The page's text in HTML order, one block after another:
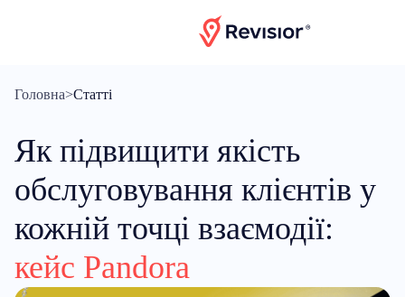
Головна>Статті
Як підвищити якість
обслуговування клієнтів у
кожній точці взаємодії:
кейс Pandora